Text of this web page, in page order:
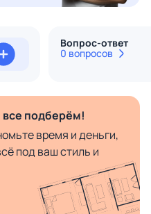
Вопрос-ответ
0 вопросов
подберём!
время и деньги,
под ваш стиль и